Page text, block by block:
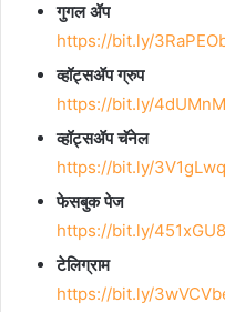
गुगल ॲप
https://bit.ly/
व्हॉट्सॲप ग्रुप
https://bit.ly/
व्हॉट्सॲप चॅनेल
https://bit.ly/3V1gLwq
फेसबुक पेज
https://bit.ly/451xGU8
टेलिग्राम
https://bit.ly/